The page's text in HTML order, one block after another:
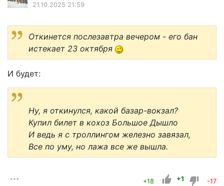
21.10.2025 21:59
Откинется послезавтра вечером - его бан
истекает 23 октября
И будет:
Ну, я откинулся, какой базар-вокзал?
Купил билет в кохоз Большое Дышло
И ведь я с троллингом железно завязал,
Все по уму, но лажа все же вышла.
+18 +1 -17